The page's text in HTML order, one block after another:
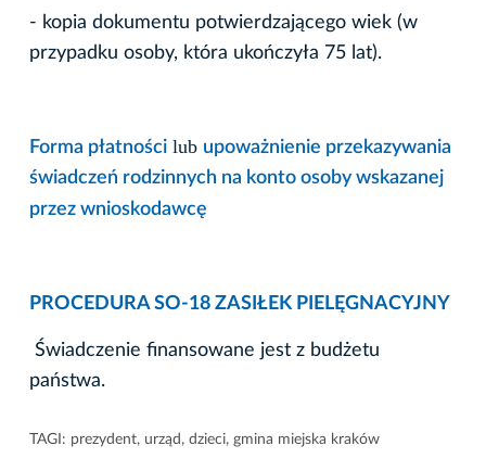
- kopia dokumentu potwierdzającego wiek (w
przypadku osoby, która ukończyła 75 lat).
Forma płatności lub upoważnienie przekazywania
świadczeń rodzinnych na konto osoby wskazanej
przez wnioskodawcę
PROCEDURA SO-18 ZASIŁEK PIELĘGNACYJNY
Świadczenie finansowane jest z budżetu
państwa.
TAGI: prezydent, urząd , dzieci, gmina miejska kraków